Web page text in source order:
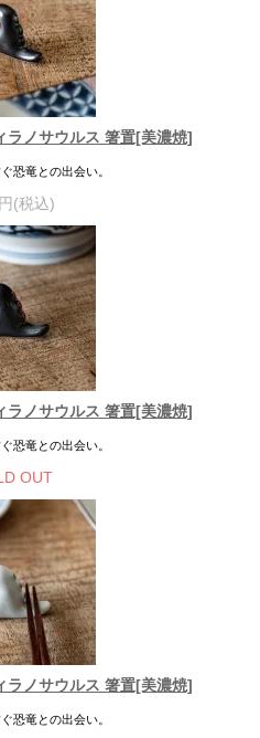
ラノサウルス 箸置[美濃焼]
恐竜との出会い。
(税込)
ラノサウルス 箸置[美濃焼]
恐竜との出会い。
OUT
ラノサウルス 箸置[美濃焼]
恐竜との出会い。